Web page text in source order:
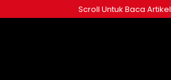
ke
Scroll Untuk Baca Artikel